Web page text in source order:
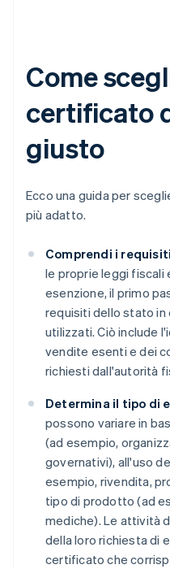
Come
certificato
giusto
Ecco una guida per
più adatto.
Comprendi i
le proprie leggi fiscali
esenzione, il primo
requisiti dello stato in
utilizzati. Ciò include
vendite esenti e dei
richiesti dall'autorità
Determina il tipo di
possono variare in
(ad esempio,
governativi), all'uso
esempio, rivendita,
tipo di prodotto (ad
mediche). Le attività
della loro richiesta di
certificato che